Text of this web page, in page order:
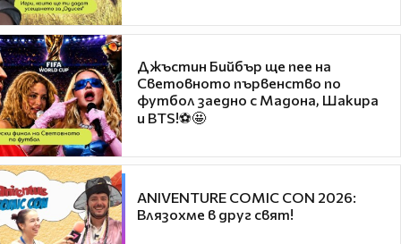
Джъстин Бийбър ще пее на
Световното първенство по
футбол заедно с Мадона, Шакира
и BTS!⚽🤩
ANIVENTURE COMIC CON 2026:
Влязохме в друг свят!